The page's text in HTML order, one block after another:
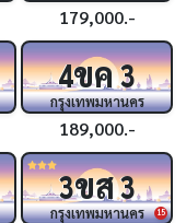
179,000.-
4ขค3
กรุงเทพมหานคร
189,000.-
15
3ขส3
กรุงเทพมหานคร